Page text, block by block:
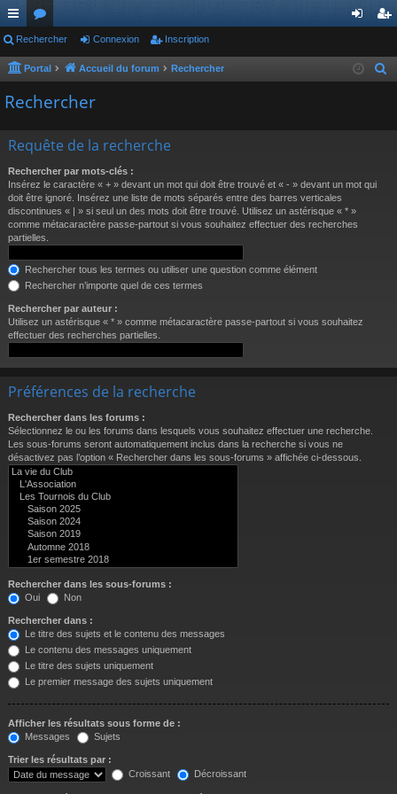
ac
co
ur
s
or
u
m
ne cri
Rechercher Connexion Inscription
Portal Accueil du forum Rechercher
Rechercher
Requête de la recherche
Rechercher par mots-clés :
Insérez le caractère « + » devant un mot qui doit être trouvé et « - » devant un mot qui
doit être ignoré. Insérez une liste de mots séparés entre des barres verticales
discontinues « | » si seul un des mots doit être trouvé. Utilisez un astérisque « * »
comme métacaractère passe-partout si vous souhaitez effectuer des recherches
partielles.
Rechercher tous les termes ou utiliser une question comme élément
Rechercher n’importe quel de ces termes
Rechercher par auteur :
Utilisez un astérisque « * » comme métacaractère passe-partout si vous souhaitez
effectuer des recherches partielles.
Préférences de la recherche
Rechercher dans les forums :
Sélectionnez le ou les forums dans lesquels vous souhaitez effectuer une recherche.
Les sous-forums seront automatiquement inclus dans la recherche si vous ne
désactivez pas l’option « Rechercher dans les sous-forums » affichée ci-dessous.
Rechercher dans les sous-forums :
Oui
Non
Rechercher dans :
Le titre des sujets et le contenu des messages
Le contenu des messages uniquement
Le titre des sujets uniquement
Le premier message des sujets uniquement
Afficher les résultats sous forme de :
Messages
Sujets
Trier les résultats par :
Croissant
Décroissant